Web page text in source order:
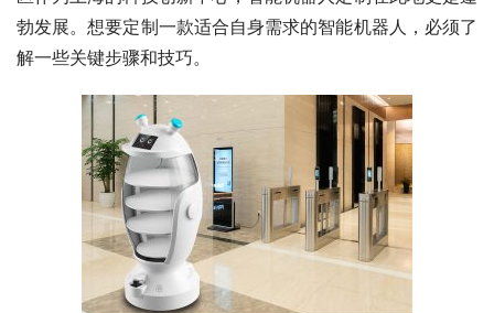
勃发展。想要定制一款适合自身需求的智能机器人，必须了
解一些关键步骤和技巧。